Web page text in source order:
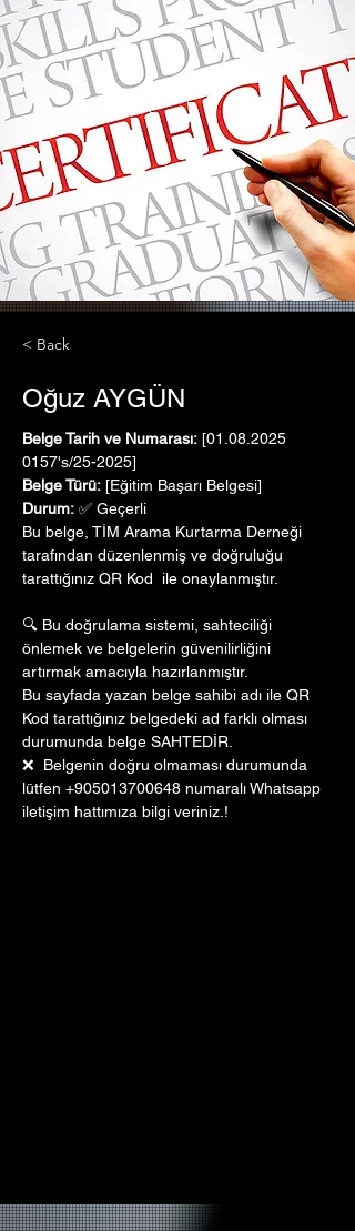
< Back
Oğuz AYGÜN
Belge Tarih ve Numarası: [01.08.2025
0157's/25-2025]
Belge Türü: [Eğitim Başarı Belgesi]
Durum: ✅ Geçerli
Bu belge, TİM Arama Kurtarma Derneği
tarafından düzenlenmiş ve doğruluğu
tarattığınız QR Kod  ile onaylanmıştır.
🔍 Bu doğrulama sistemi, sahteciliği
önlemek ve belgelerin güvenilirliğini
artırmak amacıyla hazırlanmıştır.
Bu sayfada yazan belge sahibi adı ile QR
Kod tarattığınız belgedeki ad farklı olması
durumunda belge SAHTEDİR.
❌  Belgenin doğru olmaması durumunda
lütfen +905013700648 numaralı Whatsapp
iletişim hattımıza bilgi veriniz.!